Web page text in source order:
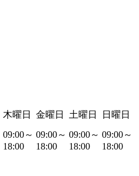
木曜日 金曜日 土曜日
日曜日
09:00～
18:00
09:00～
18:00
09:00～
18:00
09:00～
18:00